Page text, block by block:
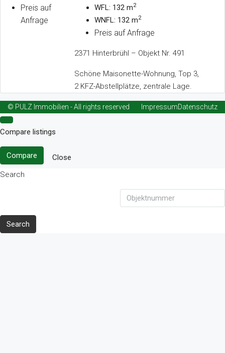
Preis auf
Anfrage
WFL: 132 m2
WNFL: 132 m2
Preis auf Anfrage
2371 Hinterbrühl – Objekt Nr. 491
Schöne Maisonette-Wohnung, Top 3,
2 KFZ-Abstellplätze, zentrale Lage.
© PULZ Immobilien - All rights reserved ImpressumDatenschutz
Compare listings
Compare
Close
Search
Search